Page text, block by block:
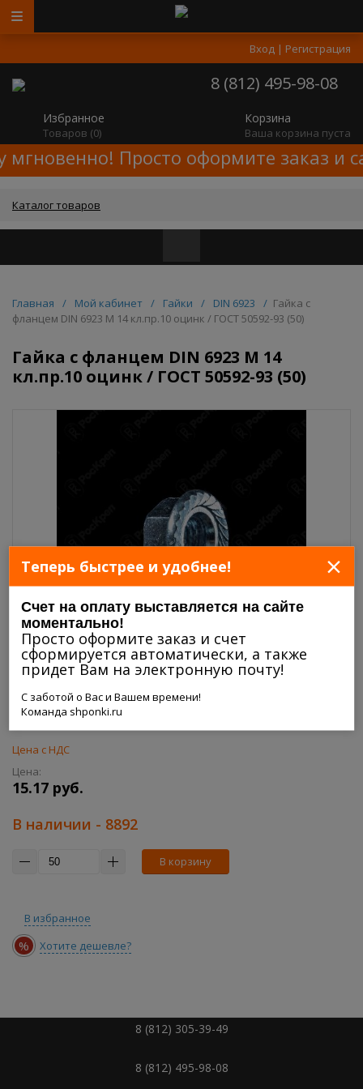
Вход | Регистрация
8 (812) 495-98-08
Избранное
Товаров (0)
Корзина
Ваша корзина пуста
мгновенно! Просто оформите заказ и
Теперь быстрее и удобнее! ×
Счет на оплату выставляется на сайте
моментально!
Просто оформите заказ и счет
сформируется автоматически, а также
придет Вам на электронную почту!
С заботой о Вас и Вашем времени!
Команда shponki.ru
Каталог товаров
Главная / Мой кабинет / Гайки / DIN 6923 / Гайка с
фланцем DIN 6923 M 14 кл.пр.10 оцинк / ГОСТ 50592-93 (50)
Гайка с фланцем DIN 6923 M 14
кл.пр.10 оцинк / ГОСТ 50592-93 (50)
Цена с НДС
Цена:
15.17 руб.
В наличии - 8892
В корзину
В избранное
% Хотите дешевле?
8 (812) 305-39-49
8 (812) 495-98-08